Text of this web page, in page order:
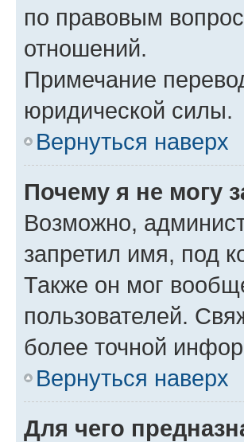
по правовым
отношений.
Примечание
юридической силы.
Вернуться наверх
Почему я не могу
Возможно,
запретил имя, под
Также он мог
пользователей.
более точной
Вернуться наверх
Для чего